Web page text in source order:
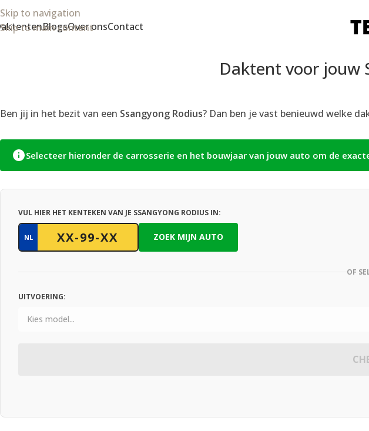
Skip to navigation
Skip to main content
BlogsOver onsContact
Daktent voor jouw
Ben jij in het bezit van een Ssangyong Rodius? Dan ben je vast benieuwd welke
Selecteer hieronder de carrosserie en het bouwjaar van jouw auto om de
VUL HIER HET KENTEKEN VAN JE SSANGYONG RODIUS IN:
NL ZOEK MIJN AUTO
OF
UITVOERING: